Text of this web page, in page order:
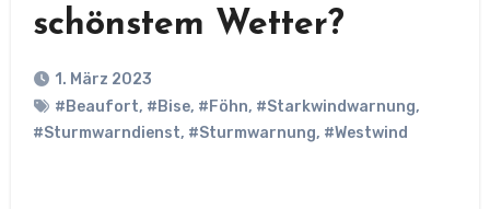
schönstem Wetter?
1. März 2023
#Beaufort, #Bise, #Föhn, #Starkwindwarnung,
#Sturmwarndienst, #Sturmwarnung, #Westwind